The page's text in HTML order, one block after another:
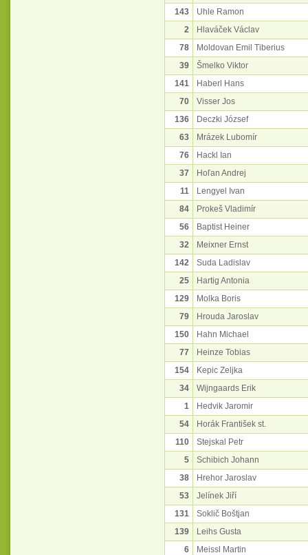
143
Uhle Ramon
2
Hlaváček Václav
78
Moldovan Emil Tiberius
39
Šmelko Viktor
141
Haberl Hans
70
Visser Jos
136
Deczki József
63
Mrázek Lubomír
76
Hackl Ian
37
Hoľan Andrej
11
Lengyel Ivan
84
Prokeš Vladimír
56
Baptist Heiner
32
Meixner Ernst
142
Suda Ladislav
25
Hartig Antonia
129
Molka Boris
79
Hrouda Jaroslav
150
Hahn Michael
77
Heinze Tobias
154
Kepic Zeljka
34
Wijngaards Erik
1
Hedvik Jaromir
54
Horák František st.
110
Stejskal Petr
5
Schibich Johann
38
Hrehor Jaroslav
53
Jelínek Jiří
131
Soklič Boštjan
139
Leihs Gusta
6
Meissl Martin